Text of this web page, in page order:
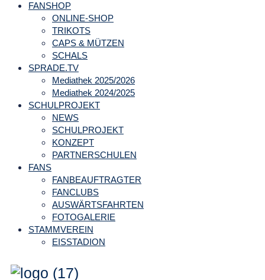
FANSHOP
ONLINE-SHOP
TRIKOTS
CAPS & MÜTZEN
SCHALS
SPRADE.TV
Mediathek 2025/2026
Mediathek 2024/2025
SCHULPROJEKT
NEWS
SCHULPROJEKT
KONZEPT
PARTNERSCHULEN
FANS
FANBEAUFTRAGTER
FANCLUBS
AUSWÄRTSFAHRTEN
FOTOGALERIE
STAMMVEREIN
EISSTADION